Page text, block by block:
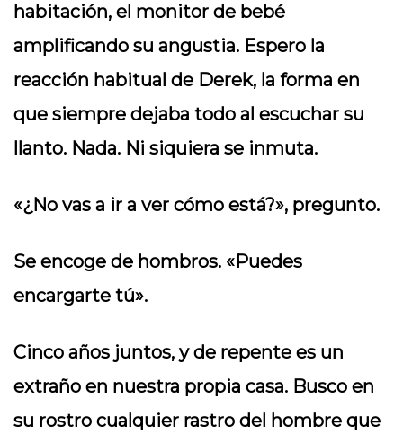
habitación, el monitor de bebé
amplificando su angustia. Espero la
reacción habitual de Derek, la forma en
que siempre dejaba todo al escuchar su
llanto. Nada. Ni siquiera se inmuta.
«¿No vas a ir a ver cómo está?», pregunto.
Se encoge de hombros. «Puedes
encargarte tú».
Cinco años juntos, y de repente es un
extraño en nuestra propia casa. Busco en
su rostro cualquier rastro del hombre que